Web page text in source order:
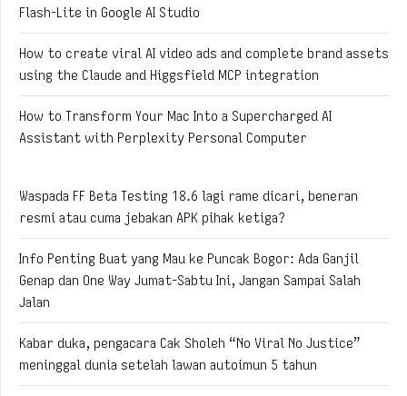
Flash-Lite in Google AI Studio
How to create viral AI video ads and complete brand assets
using the Claude and Higgsfield MCP integration
How to Transform Your Mac Into a Supercharged AI
Assistant with Perplexity Personal Computer
Waspada FF Beta Testing 18.6 lagi rame dicari, beneran
resmi atau cuma jebakan APK pihak ketiga?
Info Penting Buat yang Mau ke Puncak Bogor: Ada Ganjil
Genap dan One Way Jumat-Sabtu Ini, Jangan Sampai Salah
Jalan
Kabar duka, pengacara Cak Sholeh “No Viral No Justice”
meninggal dunia setelah lawan autoimun 5 tahun